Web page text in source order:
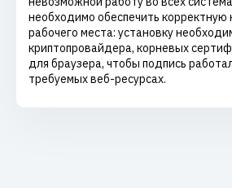
необходимо обеспечить корректную
рабочего места: установку
криптопровайдера, корневых
для браузера, чтобы подпись
требуемых веб-ресурсах.